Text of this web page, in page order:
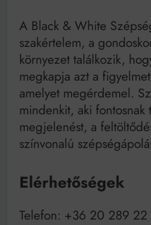
A Black & White
szakértelem, a
környezet találkozik,
megkapja azt a
amelyet megérdemel.
mindenkit, aki fontosnak
megjelenést, a
színvonalú
Elérhetőségek
Telefon: +36 20 289 22